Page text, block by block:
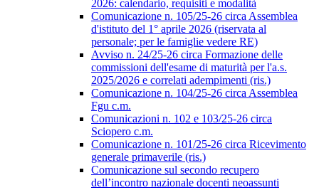
2026: calendario, requisiti e modalità
Comunicazione n. 105/25-26 circa Assemblea
d'istituto del 1° aprile 2026 (riservata al
personale; per le famiglie vedere RE)
Avviso n. 24/25-26 circa Formazione delle
commissioni dell'esame di maturità per l'a.s.
2025/2026 e correlati adempimenti (ris.)
Comunicazione n. 104/25-26 circa Assemblea
Fgu c.m.
Comunicazioni n. 102 e 103/25-26 circa
Sciopero c.m.
Comunicazione n. 101/25-26 circa Ricevimento
generale primaverile (ris.)
Comunicazione sul secondo recupero
dell’incontro nazionale docenti neoassunti